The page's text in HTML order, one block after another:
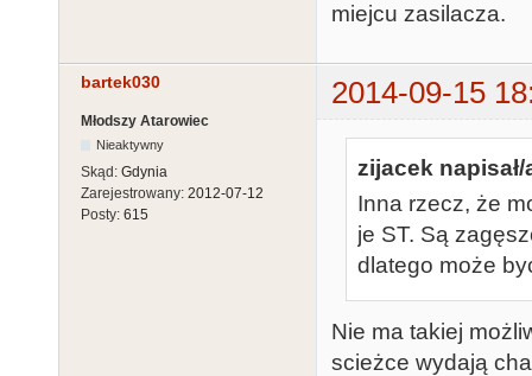
miejcu zasilacza.
bartek030 2014-09-15
Młodszy Atarowiec
Nieaktywny
Skąd: Gdynia
Zarejestrowany: 2012-07-12
Posty: 615
zijacek napisał/
Inna rzecz, że
je ST. Są
dlatego może
Nie ma takiej
scieżce wydają